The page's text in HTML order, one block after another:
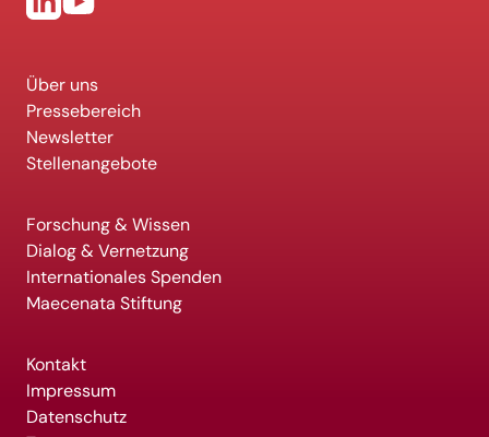
Über uns
Pressebereich
Newsletter
Stellenangebote
Forschung & Wissen
Dialog & Vernetzung
Internationales Spenden
Maecenata Stiftung
Kontakt
Impressum
Datenschutz